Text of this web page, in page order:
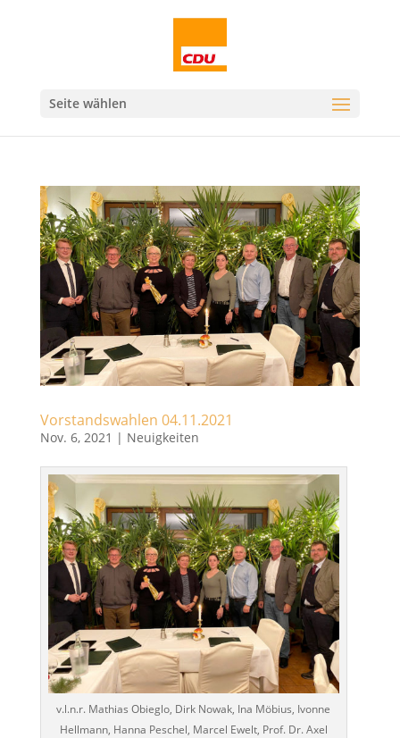
Seite wählen
Vorstandswahlen 04.11.2021
Nov. 6, 2021 | Neuigkeiten
v.l.n.r. Mathias Obieglo, Dirk Nowak, Ina Möbius, Ivonne
Hellmann, Hanna Peschel, Marcel Ewelt, Prof. Dr. Axel